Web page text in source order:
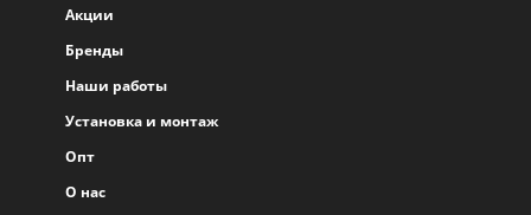
Акции
Бренды
Наши работы
Установка и монтаж
Опт
О нас